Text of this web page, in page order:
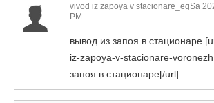
vivod iz zapoya v stacionare_egSa
PM
вывод из запоя в стационаре
iz-zapoya-v-stacionare-
запоя в стационаре[/url] .